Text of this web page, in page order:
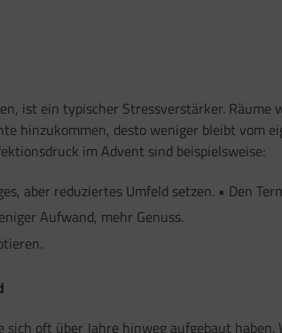
ist ein typischer Stressverstärker.
hinzukommen, desto weniger bleibt vom
im Advent sind beispielsweise:
aber reduziertes Umfeld setzen. • Den
Aufwand, mehr Genuss.
oft über Jahre hinweg aufgebaut